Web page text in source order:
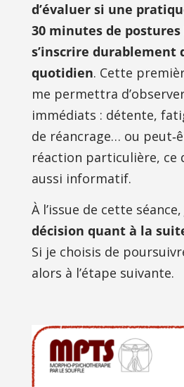
d’évaluer si une
30 minutes de postures
s’inscrire durablement
quotidien. Cette
me permettra
immédiats : détente,
de réancrage… ou
réaction particulière, ce
aussi informatif.
À l’issue de cette séance,
décision quant à la
Si je choisis de
alors à l’étape suivante.